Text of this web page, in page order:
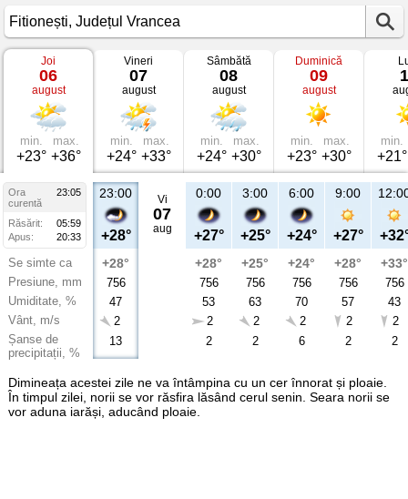
Vremea
Fitionești
Județul
Vrancea
Joi
06
august
min.
+23°
max.
+36°
Vineri
07
august
min.
+24°
max.
+33°
Sâmbătă
08
august
min.
+24°
max.
+30°
Duminică
09
august
min.
+23°
max.
+30°
min.
+21°
Ora
23:05
curentă
Răsărit:
05:59
Apus:
20:33
Se simte ca
Presiune, mm
Umiditate, %
Vânt, m/s
Șanse de
precipitații, %
23:00
+28°
+28°
756
47
2
13
Vi
07
aug
0:00
+27°
+28°
756
53
2
2
3:00
+25°
+25°
756
63
2
2
6:00
+24°
+24°
756
70
2
6
9:00
+27°
+28°
756
57
2
2
+33°
756
43
2
2
Dimineața acestei zile ne va întâmpina cu un cer înnorat și ploaie.
În timpul zilei, norii se vor răsfira lăsând cerul senin. Seara norii se
vor aduna iarăși, aducând ploaie.